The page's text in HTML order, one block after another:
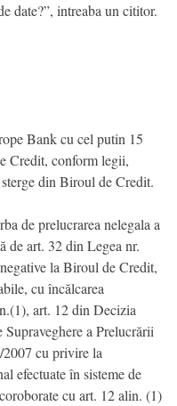
date?”, intreaba un cititor.
Bank cu cel putin 15
Credit, conform legii,
din Biroul de Credit.
de prelucrarea nelegala a
de art. 32 din Legea nr.
la Biroul de Credit,
cu încălcarea
art. 12 din Decizia
a Prelucrării
cu privire la
efectuate în sisteme de
cu art. 12 alin. (1)